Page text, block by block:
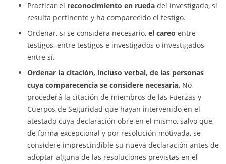
Practicar el reconocimiento en rueda del investigado, si
resulta pertinente y ha comparecido el testigo.
Ordenar, si se considera necesario, el careo entre
testigos, entre testigos e investigados o investigados
entre sí.
Ordenar la citación, incluso verbal, de las personas
cuya comparecencia se considere necesaria. No
procederá la citación de miembros de las Fuerzas y
Cuerpos de Seguridad que hayan intervenido en el
atestado cuya declaración obre en el mismo, salvo que,
de forma excepcional y por resolución motivada, se
considere imprescindible su nueva declaración antes de
adoptar alguna de las resoluciones previstas en el